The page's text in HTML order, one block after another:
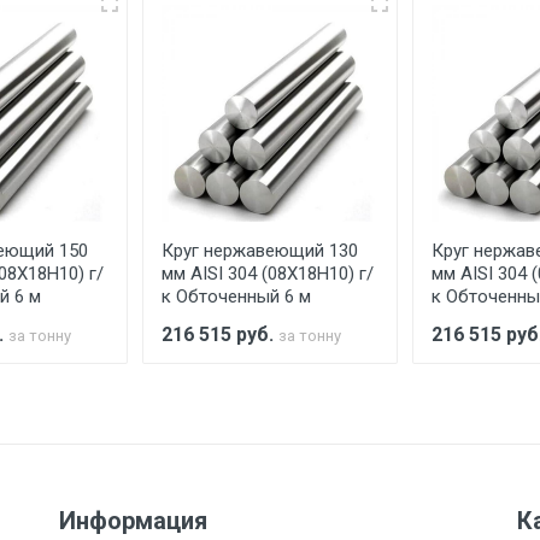
Центральный проезд 27. Погрузка производится
в размере, установленном поставщиком.
обязан обеспечить подъезные пути для
индивидуально.
6500 с НДС 35р./
150
г/
6 м
за тонну
Круг нержавеющий 130
мм AISI 304 (08Х18Н10) г/
к Обточенный 6 м
216 515 руб. за тонну
Круг
мм AISI 304
к
216 515
Информация